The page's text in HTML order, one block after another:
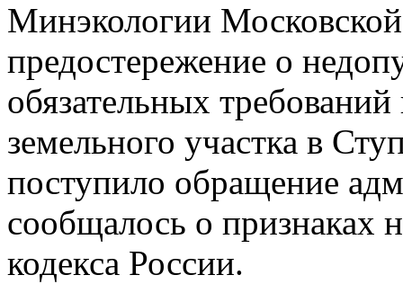
Минэкологии
предостережение о
обязательных
земельного участка в
поступило обращение
сообщалось о признаках
кодекса России.